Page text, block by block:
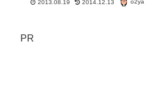
しいものもないのだが・・・。 なぜ
2013.08.19 2014.12.13 o2ya
PR